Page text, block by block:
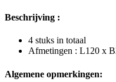
Beschrijving :
4 stuks in totaal
Afmetingen : L120 x
Algemene opmerkingen: